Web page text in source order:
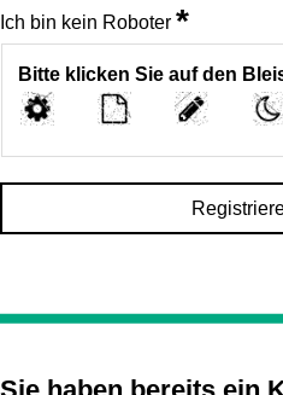
Ich bin kein Roboter *
Bitte klicken Sie auf den